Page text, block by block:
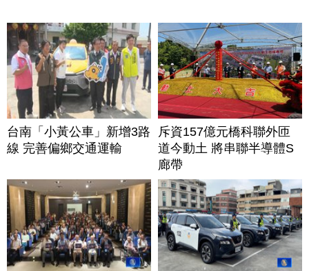
台南「小黃公車」新增3路
線 完善偏鄉交通運輸
斥資157億元橋科聯外匝
道今動土 將串聯半導體S
廊帶